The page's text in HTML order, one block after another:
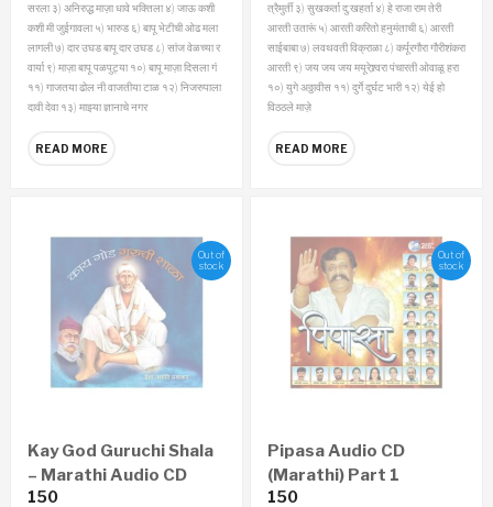
सरला ३) अनिरुद्ध माज़ा धावे भक्तिला ४) जाऊ कशी
कशी मी जुईगावला ५) भारुड ६) बापू भेटीची ओढ मला
लागली७) दार उघड बापू दार उघड ८) सांज वेळच्या र
वार्या ९) माज़ा बापू पळपुट्या १०) बापू माज़ा दिसला गं
११) गाजतया ढोल नी वाजतीया टाळ १२) निजरुपाला
दावी देवा १३) माझ्या ज्ञानाचे नगर
READ MORE
त्रैमुर्ती३) सुखकर्ता दु:खहर्ता ४) हे राजा राम तेरी
आरती उतारूं५) आरती करितो हनुमंताची ६) आरती
साईबाबा७) लवथवती विक्राळा ८) कर्पूरगौरा गौरीशंकरा
आरती ९) जय जय जय मयूरेश्र्वरा पंचारती ओवाळू हरा
१०) युगे अठ्ठावीस ११) दुर्गे दुर्घट भारी १२) येई हो
विठठले माज़े
READ MORE
Out of
stock
Kay God Guruchi Shala
– Marathi Audio CD
150
Out of
stock
Pipasa Audio CD
(Marathi) Part 1
150